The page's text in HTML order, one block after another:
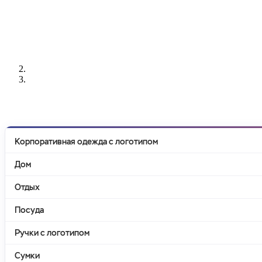
Корпоративная одежда с логотипом
Дом
Отдых
Посуда
Ручки с логотипом
Сумки